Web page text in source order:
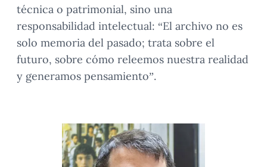
técnica o patrimonial, sino una
responsabilidad intelectual: “El archivo no es
solo memoria del pasado; trata sobre el
futuro, sobre cómo releemos nuestra realidad
y generamos pensamiento”.